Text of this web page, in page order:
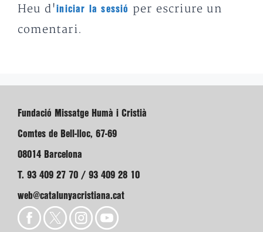
Heu d'iniciar la sessió
per escriure un
comentari.
Fundació Missatge Humà i Cristià
Comtes de Bell-lloc, 67-69
08014 Barcelona
T. 93 409 27 70 / 93 409 28 10
web@catalunyacristiana.cat